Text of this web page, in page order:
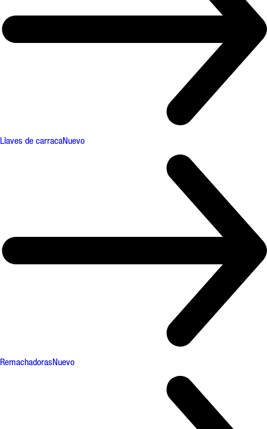
Llaves de carracaNuevo
RemachadorasNuevo